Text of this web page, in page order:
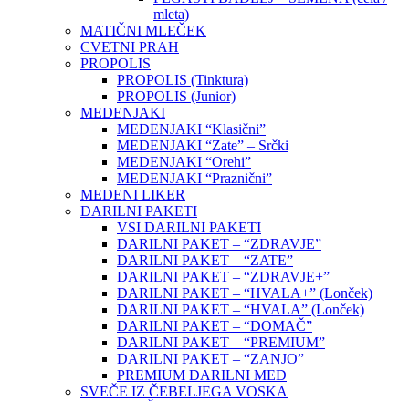
mleta)
MATIČNI MLEČEK
CVETNI PRAH
PROPOLIS
PROPOLIS (Tinktura)
PROPOLIS (Junior)
MEDENJAKI
MEDENJAKI “Klasični”
MEDENJAKI “Zate” – Srčki
MEDENJAKI “Orehi”
MEDENJAKI “Praznični”
MEDENI LIKER
DARILNI PAKETI
VSI DARILNI PAKETI
DARILNI PAKET – “ZDRAVJE”
DARILNI PAKET – “ZATE”
DARILNI PAKET – “ZDRAVJE+”
DARILNI PAKET – “HVALA+” (Lonček)
DARILNI PAKET – “HVALA” (Lonček)
DARILNI PAKET – “DOMAČ”
DARILNI PAKET – “PREMIUM”
DARILNI PAKET – “ZANJO”
PREMIUM DARILNI MED
SVEČE IZ ČEBELJEGA VOSKA